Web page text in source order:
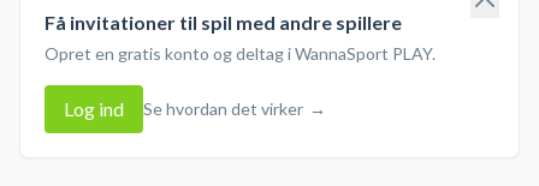
Få invitationer til spil med andre spillere
Opret en gratis konto og deltag i WannaSport PLAY.
Log ind Se hvordan det virker →